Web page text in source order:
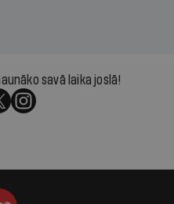
savā laika joslā!